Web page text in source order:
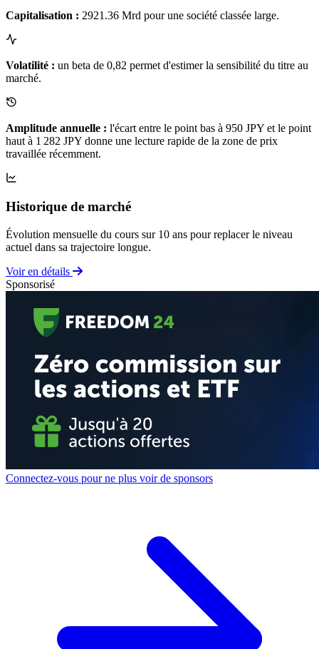
Capitalisation : 2921.36 Mrd pour une société classée large.
Volatilité : un beta de 0,82 permet d'estimer la sensibilité du titre au
marché.
Amplitude annuelle : l'écart entre le point bas à 950 JPY et le point
haut à 1 282 JPY donne une lecture rapide de la zone de prix
travaillée récemment.
Historique de marché
Évolution mensuelle du cours sur 10 ans pour replacer le niveau
actuel dans sa trajectoire longue.
Voir en détails
Sponsorisé
Connectez-vous pour ne plus voir de sponsors